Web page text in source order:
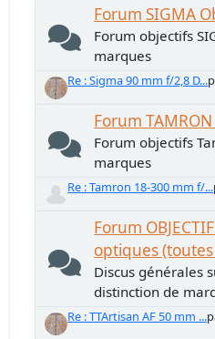
Forum SIGMA
Forum objectifs
marques
Re : Sigma 90 mm f/2,8 D...
Forum
Forum objectifs
marques
Re : Tamron 18-300 mm f/...
Forum
optiques
Discus générales
distinction de
Re : TTArtisan AF 50 mm ...